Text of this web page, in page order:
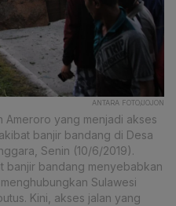
ANTARA FOTO/JOJON
Ameroro yang menjadi akses
banjir bandang di Desa
Senin (10/6/2019).
banjir bandang menyebabkan
Sulawesi
Kini, akses jalan yang